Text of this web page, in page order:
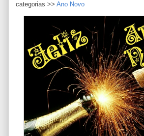
categorias >> Ano Novo